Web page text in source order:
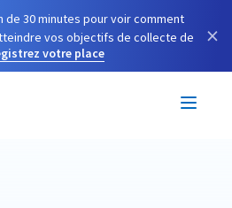
de 30 minutes pour voir comment
vos objectifs de collecte de
votre place
×